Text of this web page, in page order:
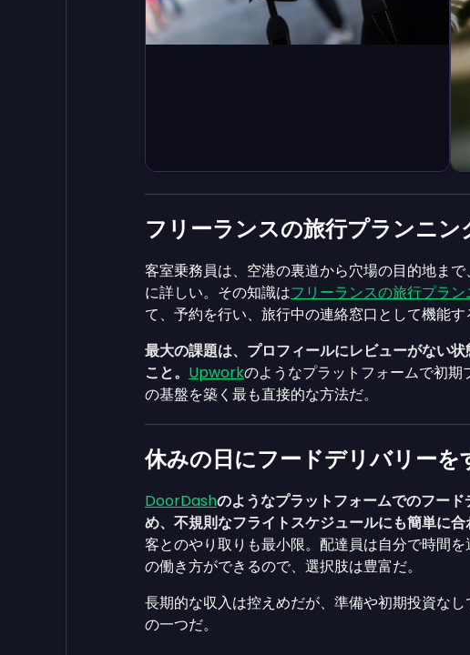
フリーランスの旅行プランニ
客室乗務員は、空港の裏道から穴場の目的地ま
に詳しい。その知識はフリーランスの旅行プラン
て、予約を行い、旅行中の連絡窓口として機能す
最大の課題は、プロフィールにレビューがない
こと。 Upworkのようなプラットフォームで初
の基盤を築く最も直接的な方法だ。
休みの日にフードデリバリーを
DoorDashのようなプラットフォームでのフー
め、不規則なフライトスケジュールにも簡単に合
客とのやり取りも最小限。配達員は自分で時間
の働き方ができるので、選択肢は豊富だ。
長期的な収入は控えめだが、準備や初期投資な
の一つだ。